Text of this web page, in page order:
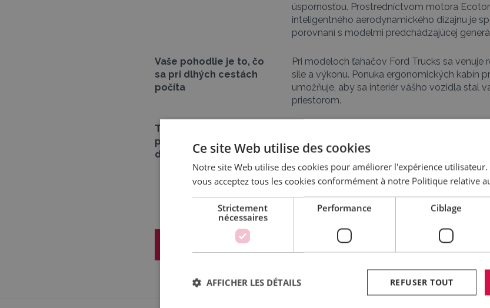
úspornosťou. Prostredníctvom motora
inteligentného aerodynamického dizajnu je
porovnaní s modelmi predchádzajúcej
Vaše pohodlie je to, čo
sa pri dlhých cestách
počíta
Pri modeloch ťahačov Ford Trucks sa
sile a výkonu. Ponuka ergonomických kabín
umožňuje, aby sa interiér vášho vozidla stal
priestorom.
Technológia, ktorá
prináša revolúciu na
dlhých cestách
V momente, keď začnete strácať pozornosť,
vybočením z jazdného pruhu (Lane
zníži vzdialenosť medzi vozidlami,
automatického núdzového brzdenia
elektronický stabilizačný systém (Electronic
Demande de devis
Ce site Web utilise des cookies
Notre site Web utilise des cookies pour améliorer l'expérience
vous acceptez tous les cookies conformément à notre Politique relative
Strictement
nécessaires
Performance Ciblage
REFUSER TOUT
AFFICHER LES DÉTAILS